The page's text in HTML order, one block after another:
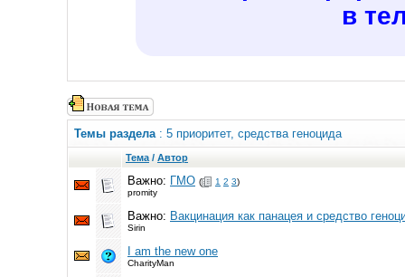
в
Темы раздела: 5 приоритет, средства геноцида
Тема / Автор
Важно: ГМО ( 1 2 3)
promity
Важно: Вакцинация как панацея и средство
Sirin
I am the new one
CharityMan